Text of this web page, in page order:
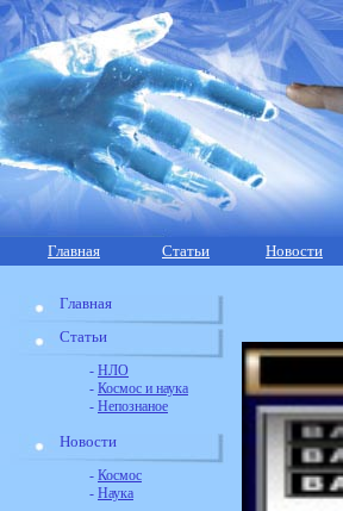
Главная Статьи Новости
Главная
Статьи
- НЛО
- Космос и наука
- Непознаное
Новости
- Космос
- Наука